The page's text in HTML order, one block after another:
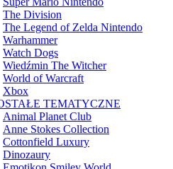
The Division
The Legend of Zelda Nintendo
Warhammer
Watch Dogs
Wiedźmin The Witcher
World of Warcraft
Xbox
TEMATYCZNE
Animal Planet Club
Anne Stokes Collection
Cottonfield Luxury
Dinozaury